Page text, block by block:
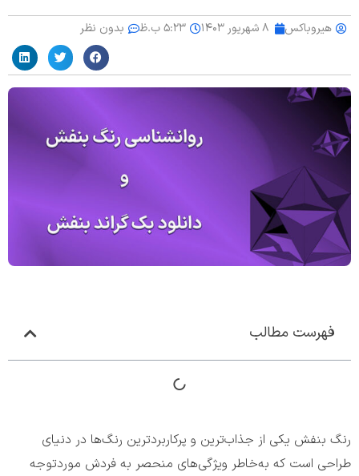
هیروباکس ۸ شهریور ۱۴۰۳ ۵:۲۳ ب.ظ بدون نظر
فهرست مطالب
رنگ بنفش یکی از جذاب‌ترین و پرکاربردترین رنگ‌ها در دنیای
طراحی است که به‌خاطر ویژگی‌های منحصر به فردش موردتوجه